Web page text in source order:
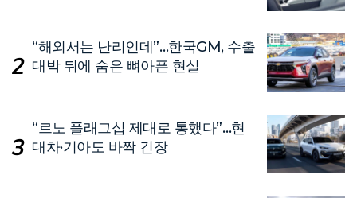
“해외서는 난리인데”…한국GM, 수출
대박 뒤에 숨은 뼈아픈 현실
“르노 플래그십 제대로 통했다”…현
대차·기아도 바짝 긴장